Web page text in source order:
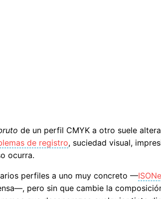
de un perfil CMYK a otro suele
de registro, suciedad visual,
ocurra.
perfiles a uno muy concreto —
pero sin que cambie la